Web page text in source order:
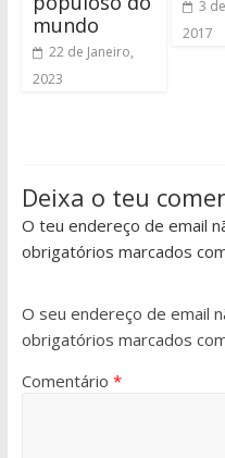
mundo
22 de Janeiro,
2023
3
2017
Deixa o teu
O teu endereço de email
obrigatórios marcados
O seu endereço de email
obrigatórios marcados
Comentário *